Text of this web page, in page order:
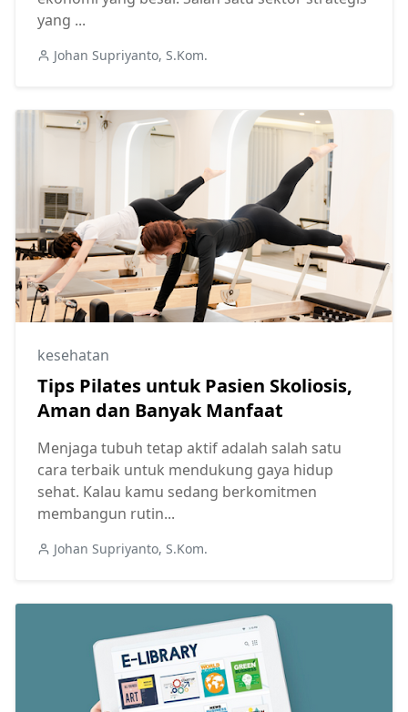
yang ...
Johan Supriyanto, S.Kom.
kesehatan
Tips Pilates untuk Pasien Skoliosis,
Aman dan Banyak Manfaat
Menjaga tubuh tetap aktif adalah salah satu
cara terbaik untuk mendukung gaya hidup
sehat. Kalau kamu sedang berkomitmen
membangun rutin...
Johan Supriyanto, S.Kom.